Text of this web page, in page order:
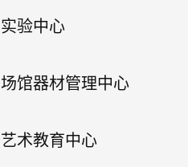
实验中心
场馆器材管理中心
艺术教育中心